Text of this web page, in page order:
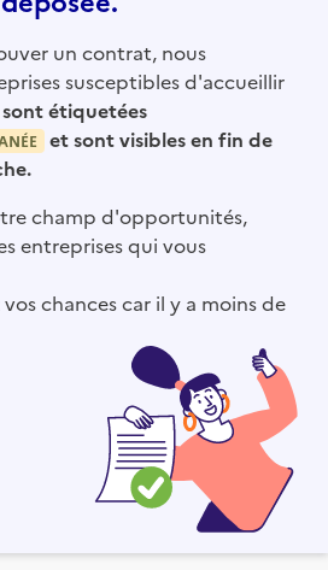
un contrat, nous
susceptibles d'accueillir
sont étiquetées
et sont visibles en fin de
champ d'opportunités,
entreprises qui vous
chances car il y a moins de